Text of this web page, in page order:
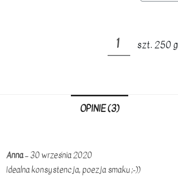
ilość
Ser
kozieradką
czosnkiem
szt. 250 g
OPINIE (3)
Anna–30 września 2020
Idealna konsystencja, poezja smaku ;-))